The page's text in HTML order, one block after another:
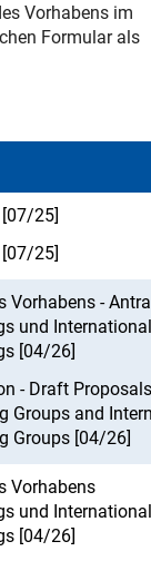
Vorhabens im
Formular als
25]
25]
Vorhabens -
und
[04/26]
- Draft
Groups and
Groups [04/26]
Vorhabens
und
[04/26]